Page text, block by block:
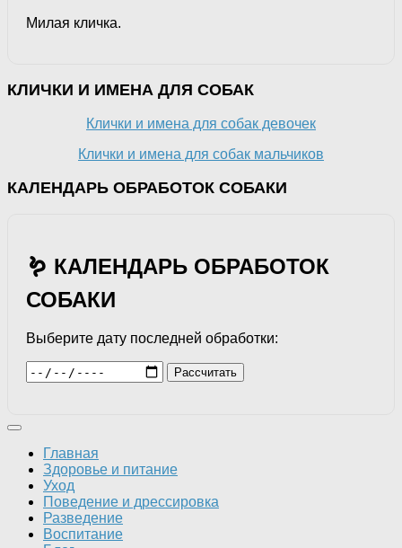
Милая кличка.
КЛИЧКИ И ИМЕНА ДЛЯ СОБАК
Клички и имена для собак девочек
Клички и имена для собак мальчиков
КАЛЕНДАРЬ ОБРАБОТОК СОБАКИ
🪱 КАЛЕНДАРЬ ОБРАБОТОК
СОБАКИ
Выберите дату последней обработки:
Рассчитать
Главная
Здоровье и питание
Уход
Поведение и дрессировка
Разведение
Воспитание